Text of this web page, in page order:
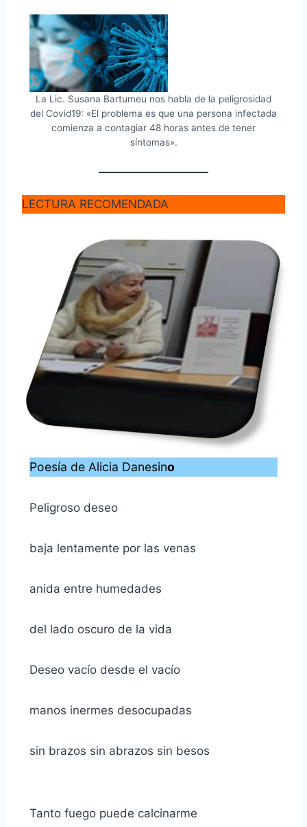
La Lic. Susana Bartumeu nos habla de la peligrosidad
del Covid19: «El problema es que una persona infectada
comienza a contagiar 48 horas antes de tener
síntomas».
LECTURA RECOMENDADA
Poesía de Alicia Danesino
Peligroso deseo
baja lentamente por las venas
anida entre humedades
del lado oscuro de la vida
Deseo vacío desde el vacío
manos inermes desocupadas
sin brazos sin abrazos sin besos
Tanto fuego puede calcinarme